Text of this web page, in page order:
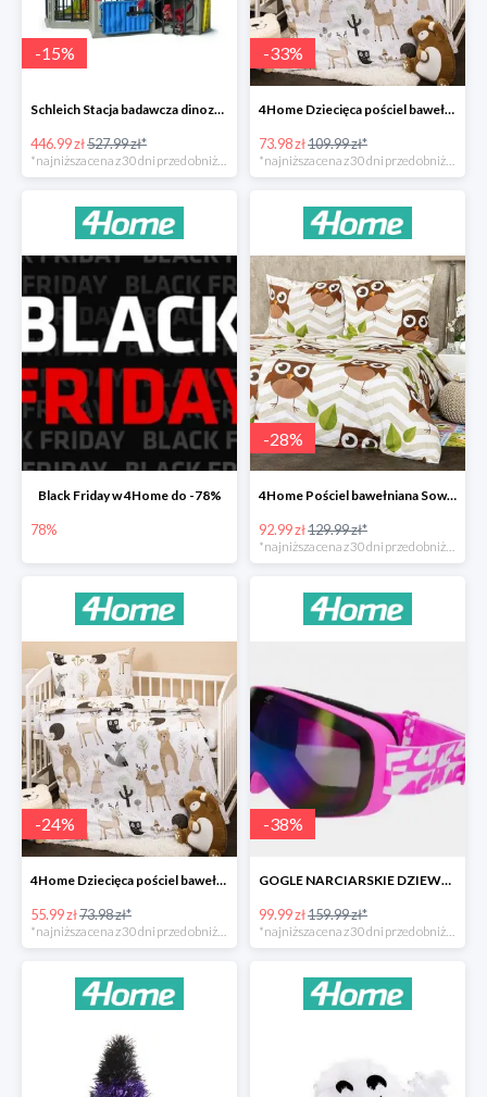
-15%
Schleich Stacja badawcza dinozaurów -15%
446.99 zł527.99 zł*
*najniższa cena z 30 dni przed obniżką
-33%
4Home Dziecięca pościel bawełniana do łóżeczka Nordic Friends -33%
73.98 zł109.99 zł*
*najniższa cena z 30 dni przed obniżką
Black Friday w 4Home do -78%
78%
-28%
4Home Pościel bawełniana Sowy -28%
92.99 zł129.99 zł*
-24%
4Home Dziecięca pościel bawełniana do łóżeczka Nordic Friends -24%
55.99 zł73.98 zł*
-38%
GOGLE NARCIARSKIE DZIEWCZĘCE -37%
99.99 zł159.99 zł*